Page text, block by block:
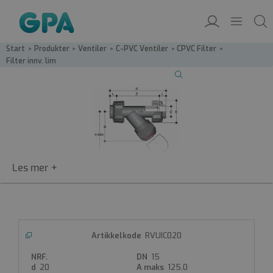
Start / Produkter / Ventiler / C-PVC Ventiler / CPVC Filter /
Filter innv. lim
RVUIC
RVUIC020
15
20
125.0